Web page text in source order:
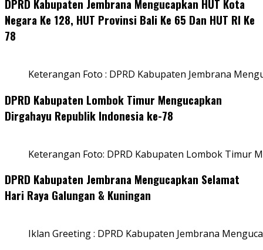
DPRD Kabupaten Jembrana Mengucapkan HUT Kota
Negara Ke 128, HUT Provinsi Bali Ke 65 Dan HUT RI Ke
78
Keterangan Foto : DPRD Kabupaten Jembrana
DPRD Kabupaten Lombok Timur Mengucapkan
Dirgahayu Republik Indonesia ke-78
Keterangan Foto: DPRD Kabupaten Lombok Timur
DPRD Kabupaten Jembrana Mengucapkan Selamat
Hari Raya Galungan & Kuningan
Iklan Greeting : DPRD Kabupaten Jembrana